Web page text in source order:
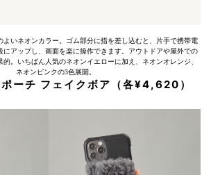
よいネオンカラー。ゴム部分に指を差し込むと、片手で携帯電
にアップし、画面を楽に操作できます。アウトドアや屋外での
。いちばん人気のネオンイエローに加え、ネオンオレンジ、
ネオンピンクの3色展開。
ポーチ フェイクボア（各¥4,620）